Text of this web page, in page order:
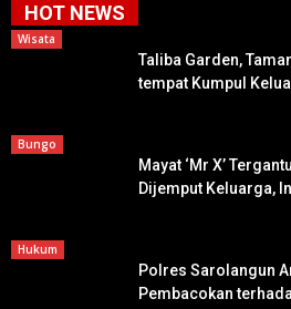
HOT NEWS
Wisata
Taliba Garden,
tempat Kumpul
Bungo
Mayat ‘Mr X’
Dijemput Keluarga,
Hukum
Polres Sarolangun
Pembacokan